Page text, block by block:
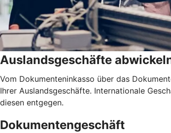
Auslandsgeschäfte
Vom Dokumenteninkasso über das
Ihrer Auslandsgeschäfte. Internationale
diesen entgegen.
Dokumentengeschäft